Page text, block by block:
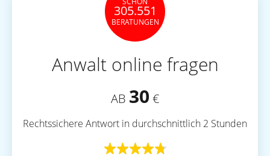
305.551
BERATUNGEN
Anwalt online fragen
AB 30 €
Rechtssichere Antwort in durchschnittlich 2 Stunden